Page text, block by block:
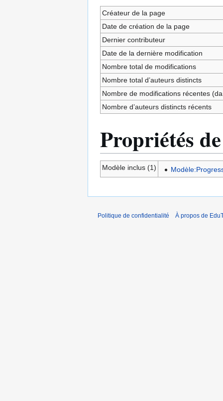
Créateur de la page
Date de création de la page
Dernier contributeur
Date de la dernière modification
Nombre total de modifications
Nombre total d’auteurs distincts
Nombre de modifications récentes
Nombre d’auteurs distincts récents
Propriétés
Modèle inclus (1)
Politique de confidentialité À propos de